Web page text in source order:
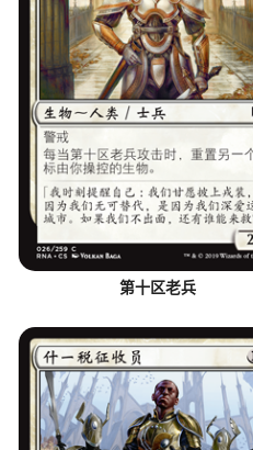
第十区老兵